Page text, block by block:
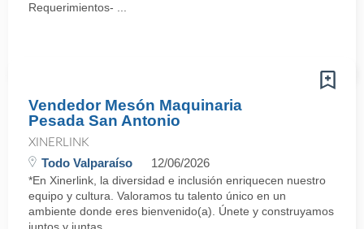
Requerimientos- ...
Vendedor Mesón Maquinaria
Pesada San Antonio
XINERLINK
Todo Valparaíso 12/06/2026
*En Xinerlink, la diversidad e inclusión enriquecen nuestro
equipo y cultura. Valoramos tu talento único en un
ambiente donde eres bienvenido(a). Únete y construyamos